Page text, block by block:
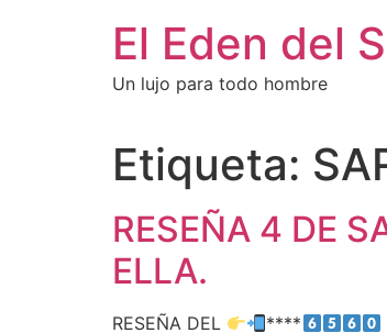
El Eden del
Un lujo para todo hombre
Etiqueta:
RESEÑA 4 DE
ELLA.
RESEÑA DEL ****